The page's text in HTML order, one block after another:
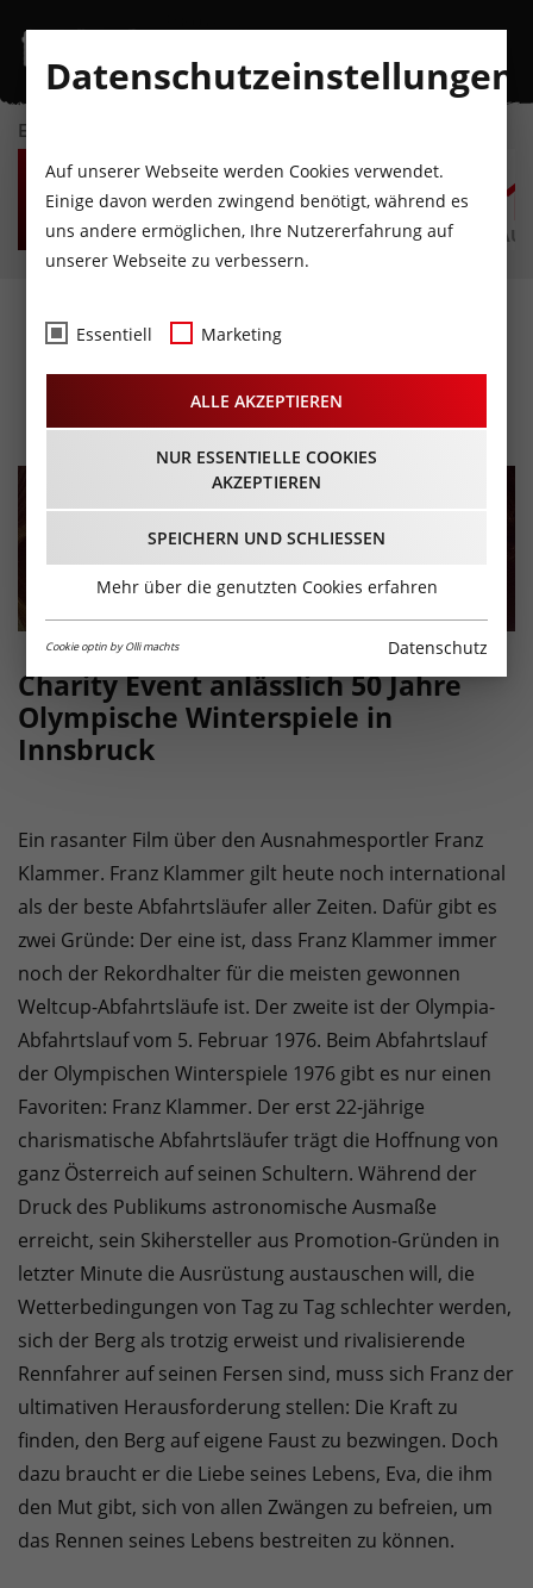
EVENTKALENDER
SA
8
AUGUST
SO
9
AUGUST
MO
10
AUGUST
DI
11
AUGUST
MI
12
AUGUST
Klammer - Chasing the
Line
04.02.2026 - Beginn 19:30 Uhr
Charity Event anlässlich 50 Jahre
Olympische Winterspiele in
Innsbruck
Ein rasanter Film über den Ausnahmesportler Franz
Klammer. Franz Klammer gilt heute noch international
als der beste Abfahrtsläufer aller Zeiten. Dafür gibt es
zwei Gründe: Der eine ist, dass Franz Klammer immer
noch der Rekordhalter für die meisten gewonnen
Weltcup-Abfahrtsläufe ist. Der zweite ist der Olympia-
Abfahrtslauf vom 5. Februar 1976. Beim Abfahrtslauf
der Olympischen Winterspiele 1976 gibt es nur einen
Favoriten: Franz Klammer. Der erst 22-jährige
charismatische Abfahrtsläufer trägt die Hoffnung von
ganz Österreich auf seinen Schultern. Während der
Druck des Publikums astronomische Ausmaße
erreicht, sein Skihersteller aus Promotion-Gründen in
letzter Minute die Ausrüstung austauschen will, die
Wetterbedingungen von Tag zu Tag schlechter werden,
sich der Berg als trotzig erweist und rivalisierende
Rennfahrer auf seinen Fersen sind, muss sich Franz der
ultimativen Herausforderung stellen: Die Kraft zu
finden, den Berg auf eigene Faust zu bezwingen. Doch
dazu braucht er die Liebe seines Lebens, Eva, die ihm
den Mut gibt, sich von allen Zwängen zu befreien, um
das Rennen seines Lebens bestreiten zu können.
Datenschutzeinstellungen
Auf unserer Webseite werden Cookies verwendet.
Einige davon werden zwingend benötigt, während es
uns andere ermöglichen, Ihre Nutzererfahrung auf
unserer Webseite zu verbessern.
Essentiell Marketing
ALLE AKZEPTIEREN
NUR ESSENTIELLE COOKIES
AKZEPTIEREN
SPEICHERN UND SCHLIESSEN
Mehr über die genutzten Cookies erfahren
Cookie optin by Olli machts Datenschutz